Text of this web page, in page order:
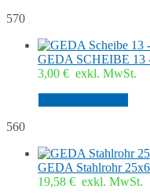
570
GEDA SCHEIBE 13
3,00 € exkl. MwSt.
560
GEDA Stahlrohr
19,58 € exkl. MwSt.